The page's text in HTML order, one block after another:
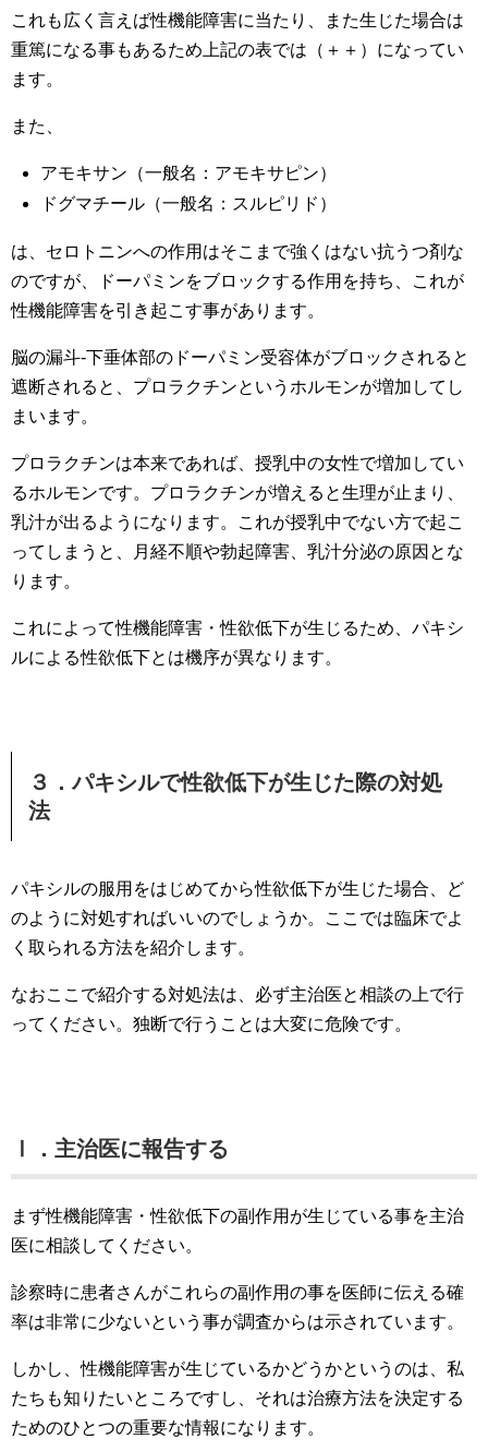
これも広く言えば性機能障害に当たり、また生じた場合は
重篤になる事もあるため上記の表では（＋＋）になってい
ます。
また、
アモキサン（一般名：アモキサピン）
ドグマチール（一般名：スルピリド）
は、セロトニンへの作用はそこまで強くはない抗うつ剤な
のですが、ドーパミンをブロックする作用を持ち、これが
性機能障害を引き起こす事があります。
脳の漏斗-下垂体部のドーパミン受容体がブロックされると
遮断されると、プロラクチンというホルモンが増加してし
まいます。
プロラクチンは本来であれば、授乳中の女性で増加してい
るホルモンです。プロラクチンが増えると生理が止まり、
乳汁が出るようになります。これが授乳中でない方で起こ
ってしまうと、月経不順や勃起障害、乳汁分泌の原因とな
ります。
これによって性機能障害・性欲低下が生じるため、パキシ
ルによる性欲低下とは機序が異なります。
３．パキシルで性欲低下が生じた際の対処
法
パキシルの服用をはじめてから性欲低下が生じた場合、ど
のように対処すればいいのでしょうか。ここでは臨床でよ
く取られる方法を紹介します。
なおここで紹介する対処法は、必ず主治医と相談の上で行
ってください。独断で行うことは大変に危険です。
Ⅰ．主治医に報告する
まず性機能障害・性欲低下の副作用が生じている事を主治
医に相談してください。
診察時に患者さんがこれらの副作用の事を医師に伝える確
率は非常に少ないという事が調査からは示されています。
しかし、性機能障害が生じているかどうかというのは、私
たちも知りたいところですし、それは治療方法を決定する
ためのひとつの重要な情報になります。